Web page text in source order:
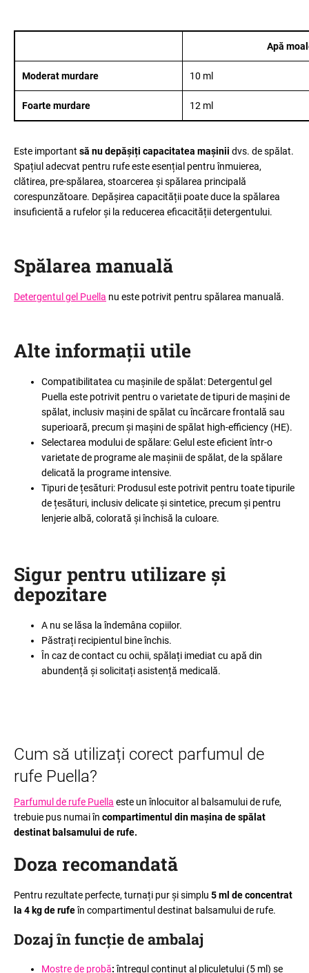
Apă
Moderat murdare 10 ml
Foarte murdare 12 ml
Este important să nu depășiți capacitatea mașinii dvs. de spălat.
Spațiul adecvat pentru rufe este esențial pentru înmuierea,
clătirea, pre-spălarea, stoarcerea și spălarea principală
corespunzătoare. Depășirea capacității poate duce la spălarea
insuficientă a rufelor și la reducerea eficacității detergentului.
Spălarea manuală
Detergentul gel Puella nu este potrivit pentru spălarea manuală.
Alte informații utile
Compatibilitatea cu mașinile de spălat: Detergentul gel
Puella este potrivit pentru o varietate de tipuri de mașini de
spălat, inclusiv mașini de spălat cu încărcare frontală sau
superioară, precum și mașini de spălat high-efficiency (HE).
Selectarea modului de spălare: Gelul este eficient într-o
varietate de programe ale mașinii de spălat, de la spălare
delicată la programe intensive.
Tipuri de țesături: Produsul este potrivit pentru toate tipurile
de țesături, inclusiv delicate și sintetice, precum și pentru
lenjerie albă, colorată și închisă la culoare.
Sigur pentru utilizare și
depozitare
A nu se lăsa la îndemâna copiilor.
Păstrați recipientul bine închis.
În caz de contact cu ochii, spălați imediat cu apă din
abundență și solicitați asistență medicală.
Cum să utilizați corect parfumul de
rufe Puella?
Parfumul de rufe Puella este un înlocuitor al balsamului de rufe,
trebuie pus numai în compartimentul din mașina de spălat
destinat balsamului de rufe.
Doza recomandată
Pentru rezultate perfecte, turnați pur și simplu 5 ml de concentrat
la 4 kg de rufeîn compartimentul destinat balsamului de rufe.
Dozaj în funcție de ambalaj
Mostre de probă: întregul conținut al pliculețului (5 ml) se